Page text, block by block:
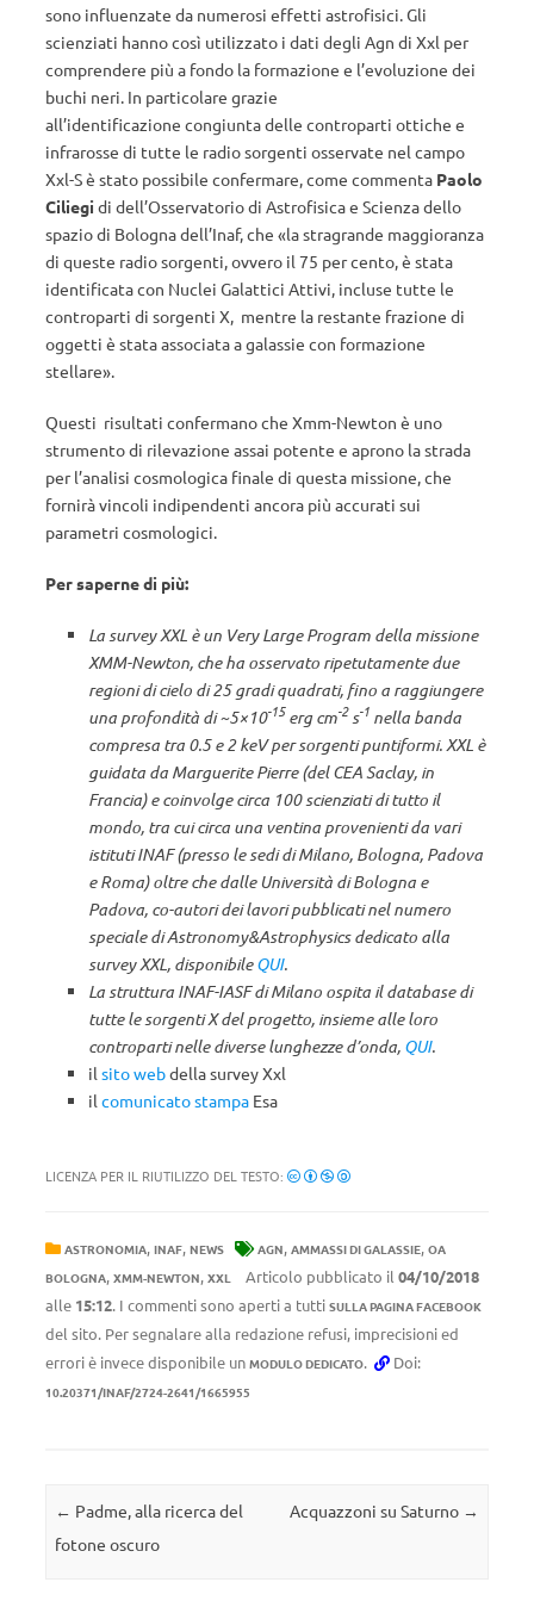
sono influenzate da numerosi effetti astrofisici. Gli
scienziati hanno così utilizzato i dati degli Agn di Xxl per
comprendere più a fondo la formazione e l’evoluzione dei
buchi neri. In particolare grazie
all’identificazione congiunta delle controparti ottiche e
infrarosse di tutte le radio sorgenti osservate nel campo
Xxl-S è stato possibile confermare, come commenta Paolo
Ciliegi di dell’Osservatorio di Astrofisica e Scienza dello
spazio di Bologna dell’Inaf, che «la stragrande maggioranza
di queste radio sorgenti, ovvero il 75 per cento, è stata
identificata con Nuclei Galattici Attivi, incluse tutte le
controparti di sorgenti X, mentre la restante frazione di
oggetti è stata associata a galassie con formazione
stellare».
Questi risultati confermano che Xmm-Newton è uno
strumento di rilevazione assai potente e aprono la strada
per l’analisi cosmologica finale di questa missione, che
fornirà vincoli indipendenti ancora più accurati sui
parametri cosmologici.
Per saperne di più:
La survey XXL è un Very Large Program della missione
XMM-Newton, che ha osservato ripetutamente due
regioni di cielo di 25 gradi quadrati, fino a raggiungere
una profondità di ~5×10-15 erg cm-2s-1 nella banda
compresa tra 0.5 e 2 keV per sorgenti puntiformi. XXL è
guidata da Marguerite Pierre (del CEA Saclay, in
Francia) e coinvolge circa 100 scienziati di tutto il
mondo, tra cui circa una ventina provenienti da vari
istituti INAF (presso le sedi di Milano, Bologna, Padova
e Roma) oltre che dalle Università di Bologna e
Padova, co-autori dei lavori pubblicati nel numero
speciale di Astronomy&Astrophysics dedicato alla
survey XXL, disponibileQUI.
La struttura INAF-IASF di Milano ospita il database di
tutte le sorgenti X del progetto, insieme alle loro
controparti nelle diverse lunghezze d’onda, QUI.
il sito webdella survey Xxl
il comunicato stampa Esa
LICENZA PER IL RIUTILIZZO DEL TESTO:
ASTRONOMIA, INAF, NEWS AGN, AMMASSI DI GALASSIE, OA
BOLOGNA, XMM-NEWTON, XXL Articolo pubblicato il 04/10/2018
alle 15:12. I commenti sono aperti a tutti SULLA PAGINA FACEBOOK
del sito. Per segnalare alla redazione refusi, imprecisioni ed
errori è invece disponibile un MODULO DEDICATO. Doi:
10.20371/INAF/2724-2641/1665955
Navigazione articolo
← Padme, alla ricerca del
fotone oscuro
Acquazzoni su Saturno →